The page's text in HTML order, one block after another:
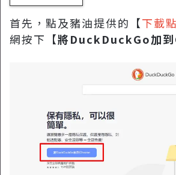
首先，點及豬油提供的【下載點
網按下【將DuckDuckGo加